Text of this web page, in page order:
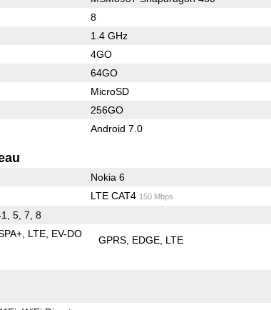
8
1.4 GHz
4GO
64GO
MicroSD
256GO
Android 7.0
Nokia 6
LTE CAT4 150 Mbps
5, 7, 8
LTE EV-DO
GPRS EDGE LTE